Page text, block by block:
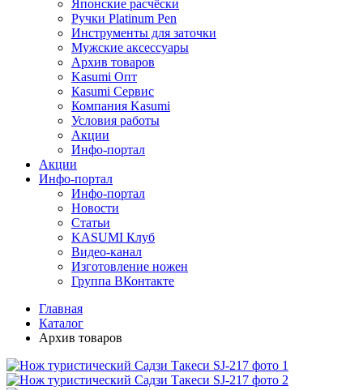
Японские расчёски
Ручки Platinum Pen
Инструменты для заточки
Мужские аксессуары
Архив товаров
Kasumi Опт
Кasumi Сервис
Компания Kasumi
Условия работы
Акции
Инфо-портал
Акции
Инфо-портал
Инфо-портал
Новости
Статьи
KASUMI Клуб
Видео-канал
Изготовление ножен
Группа ВКонтакте
Главная
Каталог
Архив товаров